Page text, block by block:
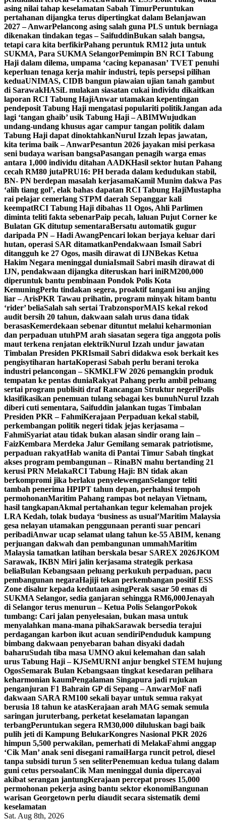
asing nilai tahap keselamatan Sabah TimurPeruntukan
pertahanan dijangka terus dipertingkat dalam Belanjawan
2027 – AnwarPelancong asing salah guna PLS untuk berniaga
dikenakan tindakan tegas – SaifuddinBukan salah bangsa,
tetapi cara kita berfikirPahang peruntuk RM12 juta untuk
SUKMA, Para SUKMA SelangorPemimpin BN RCI Tabung
Haji dalam dilema, umpama ‘cacing kepanasan’ TVET penuhi
keperluan tenaga kerja mahir industri, tepis persepsi pilihan
keduaUNIMAS, CIDB bangun piawaian ujian tanah gambut
di SarawakHASiL mulakan siasatan cukai individu dikaitkan
laporan RCI Tabung HajiAnwar utamakan kepentingan
pendeposit Tabung Haji mengatasi populariti politikJangan ada
lagi ‘tangan ghaib’ usik Tabung Haji – ABIMWujudkan
undang-undang khusus agar campur tangan politik dalam
Tabung Haji dapat dinoktahkanNurul Izzah lepas jawatan,
kita terima baik – AnwarPesantun 2026 jayakan misi perkasa
seni budaya warisan bangsaPasangan penagih warga emas
antara 1,000 individu ditahan AADKHasil sektor hutan Pahang
cecah RM80 jutaPRU16: PH berada dalam kedudukan stabil,
BN- PN berdepan masalah kerjasamaKamil Munim dakwa Pas
‘alih tiang gol’, elak bahas dapatan RCI Tabung HajiMustapha
rai pelajar cemerlang STPM daerah Sepanggar kali
keempatRCI Tabung Haji dibahas 11 Ogos, Ahli Parlimen
diminta teliti fakta sebenarPaip pecah, laluan Pujut Corner ke
Bulatan GK ditutup sementaraBersatu automatik gugur
daripada PN – Hadi AwangPencari lokan berjaya keluar dari
hutan, operasi SAR ditamatkanPendakwaan Ismail Sabri
ditangguh ke 27 Ogos, masih dirawat di IJNBekas Ketua
Hakim Negara meninggal duniaIsmail Sabri masih dirawat di
IJN, pendakwaan dijangka diteruskan hari iniRM200,000
diperuntuk bantu pembinaan Pondok Polis Kota
KemuningPerlu tindakan segera, proaktif tangani isu anjing
liar – ArisPKR Tawau prihatin, program minyak hitam bantu
‘rider’ beliaSalah sah sertai TrabzonsporMAIS kekal rekod
audit bersih 20 tahun, dakwaan salah urus dana tidak
berasasKemerdekaan sebenar dituntut melalui keharmonian
dan perpaduan utuhPM arah siasatan segera tiga anggota polis
maut terkena renjatan elektrikNurul Izzah undur jawatan
Timbalan Presiden PKRIsmail Sabri didakwa esok berkait kes
pengisytiharan hartaKoperasi Sabah perlu berani teroka
industri pelancongan – SKMKLFW 2026 pemangkin produk
tempatan ke pentas duniaRakyat Pahang perlu ambil peluang
sertai program publisiti draf Rancangan Struktur negeriPolis
klasifikasikan penemuan tulang sebagai kes bunuhNurul Izzah
diberi cuti sementara, Saifuddin jalankan tugas Timbalan
Presiden PKR – FahmiKerajaan Perpaduan kekal stabil,
perkembangan politik negeri tidak jejas kerjasama –
FahmiSyariat atau tidak bukan alasan sindir orang lain –
FaizKembara Merdeka Jalur Gemilang semarak patriotisme,
perpaduan rakyatHab wanita di Pantai Timur Sabah tingkat
akses program pembangunan – RinaBN mahu bertanding 21
kerusi PRN MelakaRCI Tabung Haji: BN tidak akan
berkompromi jika berlaku penyelewenganSelangor teliti
tambah penerima HPIPT tahun depan, perhalusi tempoh
permohonanMaritim Pahang rampas bot nelayan Vietnam,
hasil tangkapanAkmal pertahankan tegur kelemahan projek
LRA Kedah, tolak budaya ‘business as usual’Maritim Malaysia
gesa nelayan utamakan penggunaan peranti suar pencari
peribadiAnwar ucap selamat ulang tahun ke-55 ABIM, kenang
perjuangan dakwah dan pembangunan ummahMaritim
Malaysia tamatkan latihan berskala besar SAREX 2026JKOM
Sarawak, IKBN Miri jalin kerjasama strategik perkasa
beliaBulan Kebangsaan peluang perkukuh perpaduan, pacu
pembangunan negaraHajiji tekan perkembangan positif ESS
Zone disalur kepada kedutaan asingPerak sasar 50 emas di
SUKMA Selangor, sedia ganjaran sehingga RM6,000Jenayah
di Selangor terus menurun – Ketua Polis SelangorPokok
tumbang: Cari jalan penyelesaian, bukan masa untuk
menyalahkan mana-mana pihakSarawak bersedia terajui
perdagangan karbon ikut acuan sendiriPenduduk kampung
bimbang dakwaan penyebaran bahan disyaki dadah
baharuSudah tiba masa UMNO akui kelemahan dan salah
urus Tabung Haji – KJSeMURNI anjur bengkel STEM hujung
OgosSemarak Bulan Kebangsaan tingkat kesedaran pelihara
keharmonian kaumPengalaman Singapura jadi rujukan
penganjuran F1 Bahrain GP di Sepang – AnwarMoF nafi
dakwaan SARA RM100 sekali bayar untuk semua rakyat
berusia 18 tahun ke atasKerajaan arah MAG semak semula
saringan juruterbang, perketat keselamatan lapangan
terbangPeruntukan segera RM30,000 diluluskan bagi baik
pulih jeti di Kampung BelukarKongres Nasional PKR 2026
himpun 5,500 perwakilan, pemerhati di MelakaFahmi anggap
‘Cik Man’ anak seni disegani ramaiHarga runcit petrol, diesel
tanpa subsidi turun 5 sen seliterPenemuan kedua tulang dalam
guni cetus persoalanCik Man meninggal dunia dipercayai
akibat serangan jantungKerajaan percepat proses 15,000
permohonan pekerja asing bantu sektor ekonomiBangunan
warisan Georgetown perlu diaudit secara sistematik demi
keselamatan
Sat. Aug 8th, 2026